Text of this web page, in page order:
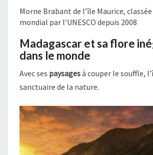
Morne Brabant de l’île Maurice,
mondial par l’UNESCO depuis 2008
Madagascar et sa flore
dans le monde
Avec ses paysagesà couper le souffle,
sanctuaire de la nature.